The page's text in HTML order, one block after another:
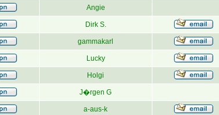
Angie
Dirk S.
gammakarl
Lucky
Holgi
J�rgen G
a-aus-k